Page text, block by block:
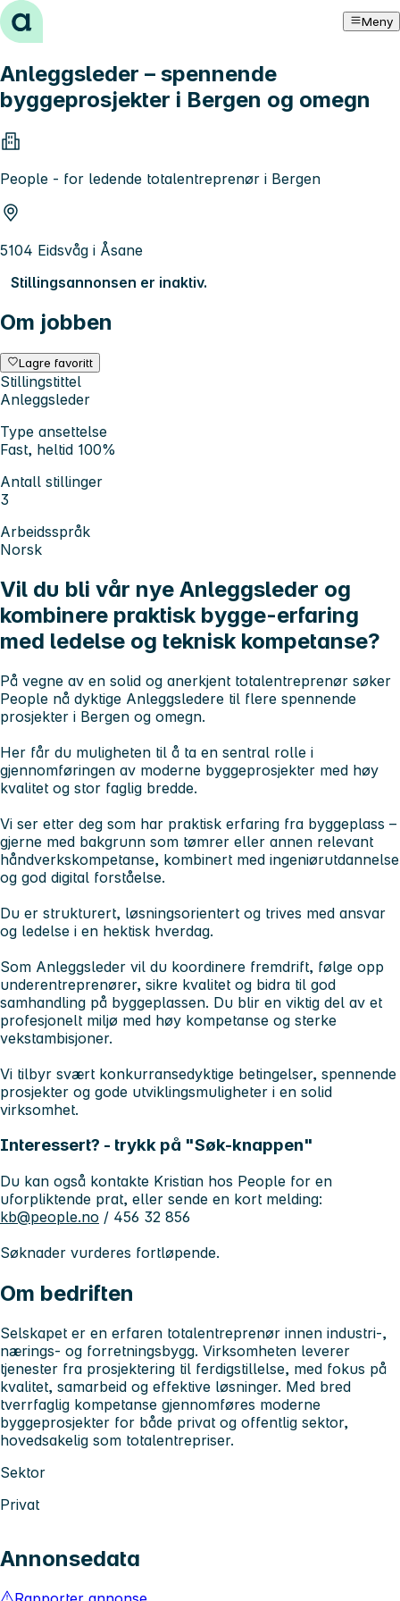
Hopp til innhold Meny
Anleggsleder – spennende
byggeprosjekter i Bergen og omegn
People - for ledende totalentreprenør i Bergen
5104 Eidsvåg i Åsane
Stillingsannonsen er inaktiv.
Om jobben
Lagre favoritt
Stillingstittel
Anleggsleder
Type ansettelse
Fast, heltid 100%
Antall stillinger
3
Arbeidsspråk
Norsk
Vil du bli vår nye Anleggsleder og
kombinere praktisk bygge-erfaring
med ledelse og teknisk kompetanse?
På vegne av en solid og anerkjent totalentreprenør søker
People nå dyktige Anleggsledere til flere spennende
prosjekter i Bergen og omegn.
Her får du muligheten til å ta en sentral rolle i
gjennomføringen av moderne byggeprosjekter med høy
kvalitet og stor faglig bredde.
Vi ser etter deg som har praktisk erfaring fra byggeplass –
gjerne med bakgrunn som tømrer eller annen relevant
håndverkskompetanse, kombinert med ingeniørutdannelse
og god digital forståelse.
Du er strukturert, løsningsorientert og trives med ansvar
og ledelse i en hektisk hverdag.
Som Anleggsleder vil du koordinere fremdrift, følge opp
underentreprenører, sikre kvalitet og bidra til god
samhandling på byggeplassen. Du blir en viktig del av et
profesjonelt miljø med høy kompetanse og sterke
vekstambisjoner.
Vi tilbyr svært konkurransedyktige betingelser, spennende
prosjekter og gode utviklingsmuligheter i en solid
virksomhet.
Interessert? - trykk på "Søk-knappen"
Du kan også kontakte Kristian hos People for en
uforpliktende prat, eller sende en kort melding:
kb@people.no / 456 32 856
Søknader vurderes fortløpende.
Om bedriften
Selskapet er en erfaren totalentreprenør innen industri-,
nærings- og forretningsbygg. Virksomheten leverer
tjenester fra prosjektering til ferdigstillelse, med fokus på
kvalitet, samarbeid og effektive løsninger. Med bred
tverrfaglig kompetanse gjennomføres moderne
byggeprosjekter for både privat og offentlig sektor,
hovedsakelig som totalentrepriser.
Sektor
Privat
Annonsedata